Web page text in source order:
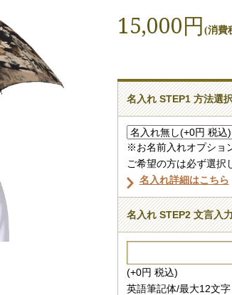
15,000円 (消費
名入れ STEP1 方法選
※お名前入れオプショ
ご希望の方は必ず選択
名入れ詳細はこちら
名入れ STEP2 文言入
(+0円 税込)
英語筆記体/最大12文字